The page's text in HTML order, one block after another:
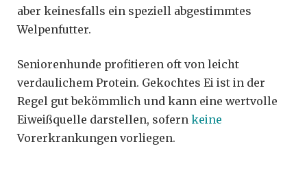
aber keinesfalls ein speziell abgestimmtes
Welpenfutter.
Seniorenhunde profitieren oft von leicht
verdaulichem Protein. Gekochtes Ei ist in der
Regel gut bekömmlich und kann eine wertvolle
Eiweißquelle darstellen, sofern keine
Vorerkrankungen vorliegen.